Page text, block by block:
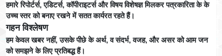
हमारे रिपोर्टर्स, एडिटर्स, कॉपीराइटर्स और विषय विशेषज्ञ मिलकर पत्रकारिता के के
उच्च स्तर को बनाए रखने में सतत कार्यरत रहते हैं।
गहन विश्लेषण
हम केवल खबर नहीं, उसके पीछे के अर्थ, व संदर्भ, वजह, और असर को आम जन
को समझने के लिए प्रतिबद्ध हैं।